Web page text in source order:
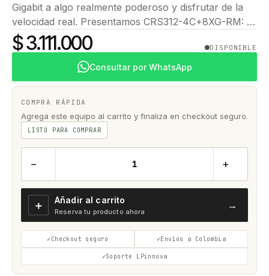
Gigabit a algo realmente poderoso y disfrutar de la
velocidad real. Presentamos CRS312-4C+8XG-RM: …
$ 3.111.000 DISPONIBLE
Consultar por WhatsApp
COMPRA RÁPIDA
Agrega este equipo al carrito y finaliza en checkout seguro.
LISTO PARA COMPRAR
− +
＋ Añadir al carrito
Reserva tu producto ahora
→
Checkout seguro Envíos a Colombia
Soporte LPinnova